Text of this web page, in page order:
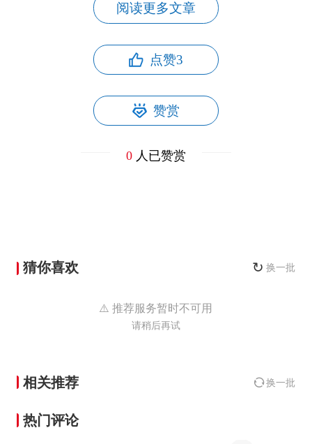
阅读更多文章
点赞3
赞赏
0人已赞赏
猜你喜欢 ↻ 换一批
⚠️ 推荐服务暂时不可用
请稍后再试
相关推荐 换一批
热门评论